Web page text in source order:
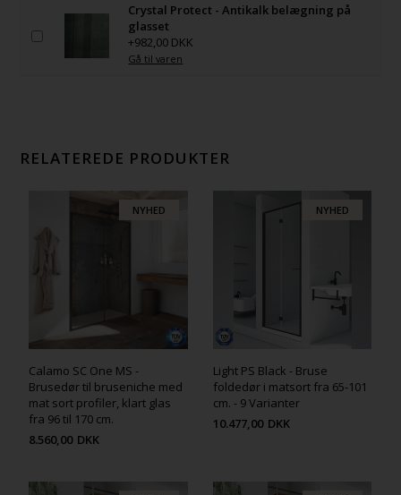
Crystal Protect - Antikalk belægning på
glasset
+982,00 DKK
Gå til varen
RELATEREDE PRODUKTER
NYHED
Calamo SC One MS -
Brusedør til bruseniche med
mat sort profiler, klart glas
fra 96 til 170 cm.
8.560,00 DKK
NYHED
Light PS Black - Bruse
foldedør i matsort fra 65-101
cm. - 9 Varianter
10.477,00 DKK